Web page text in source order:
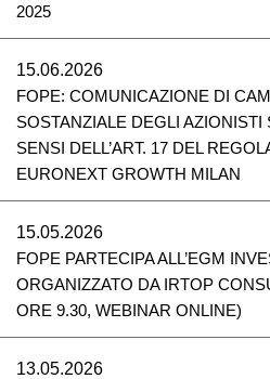
2025
15.06.2026
FOPE: COMUNICAZIONE DI
SOSTANZIALE DEGLI AZIONISTI
SENSI DELL’ART. 17 DEL
EURONEXT GROWTH MILAN
15.05.2026
FOPE PARTECIPA ALL’EGM
ORGANIZZATO DA IRTOP
ORE 9.30, WEBINAR ONLINE)
13.05.2026